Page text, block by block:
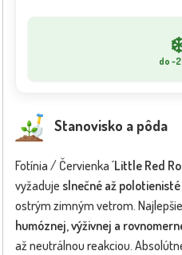
do -
Stanovisko a pôda
Fotínia / Červienka ´Little Red
vyžaduje slnečné až
ostrým zimným vetrom.
humóznej, výživnej a
až neutrálnou reakciou.